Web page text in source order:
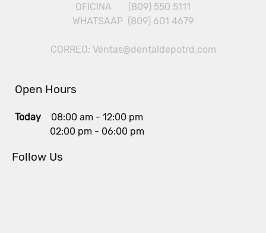
OFICINA (809) 550 5111
WHATSAAP (809) 601 4679
CORREO: Ventas@dentaldepotrd.com
Open Hours
Today 08:00 am - 12:00 pm
02:00 pm - 06:00 pm
Follow Us